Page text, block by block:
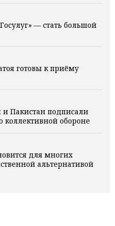
— стать большой
готовы к приёму
и Пакистан подписали
коллективной обороне
для многих
альтернативой